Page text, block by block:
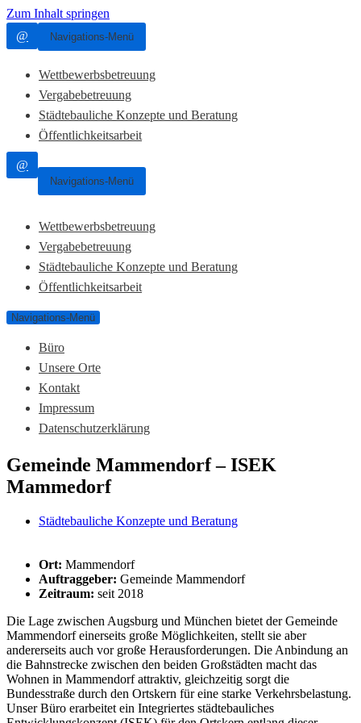
Zum Inhalt springen
@
Navigations-Menü
Wettbewerbsbetreuung
Vergabebetreuung
Städtebauliche Konzepte und Beratung
Öffentlichkeitsarbeit
@
Navigations-Menü
Wettbewerbsbetreuung
Vergabebetreuung
Städtebauliche Konzepte und Beratung
Öffentlichkeitsarbeit
Navigations-Menü
Büro
Unsere Orte
Kontakt
Impressum
Datenschutzerklärung
Gemeinde Mammendorf – ISEK
Mammedorf
Städtebauliche Konzepte und Beratung
Ort: Mammendorf
Auftraggeber: Gemeinde Mammendorf
Zeitraum: seit 2018
Die Lage zwischen Augsburg und München bietet der Gemeinde
Mammendorf einerseits große Möglichkeiten, stellt sie aber
andererseits auch vor große Herausforderungen. Die Anbindung an
die Bahnstrecke zwischen den beiden Großstädten macht das
Wohnen in Mammendorf attraktiv, gleichzeitig sorgt die
Bundesstraße durch den Ortskern für eine starke Verkehrsbelastung.
Unser Büro erarbeitet ein Integriertes städtebauliches